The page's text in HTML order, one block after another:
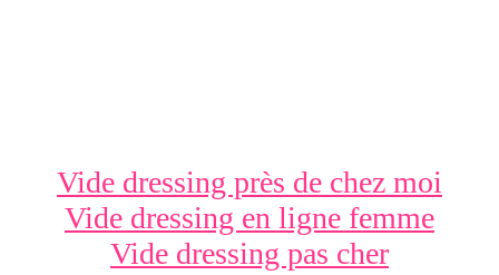
Vide dressing près de chez moi
Vide dressing en ligne femme
Vide dressing pas cher